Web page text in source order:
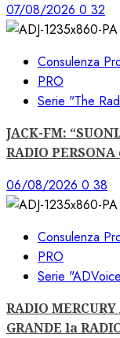
07/08/2026 0 32
Consulenza
PRO
Serie "The
JACK-FM:
RADIO
06/08/2026 0 38
Consulenza
PRO
Serie
RADIO
GRANDE la